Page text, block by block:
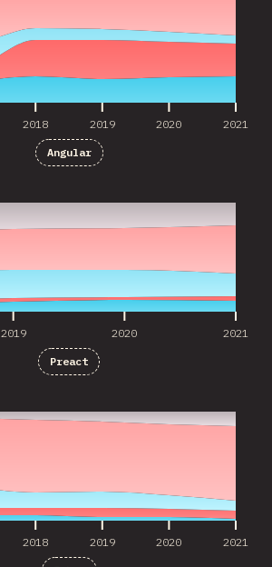
2018 2019 2020 2021
Angular
2019 2020 2021
Preact
2018 2019 2020 2021